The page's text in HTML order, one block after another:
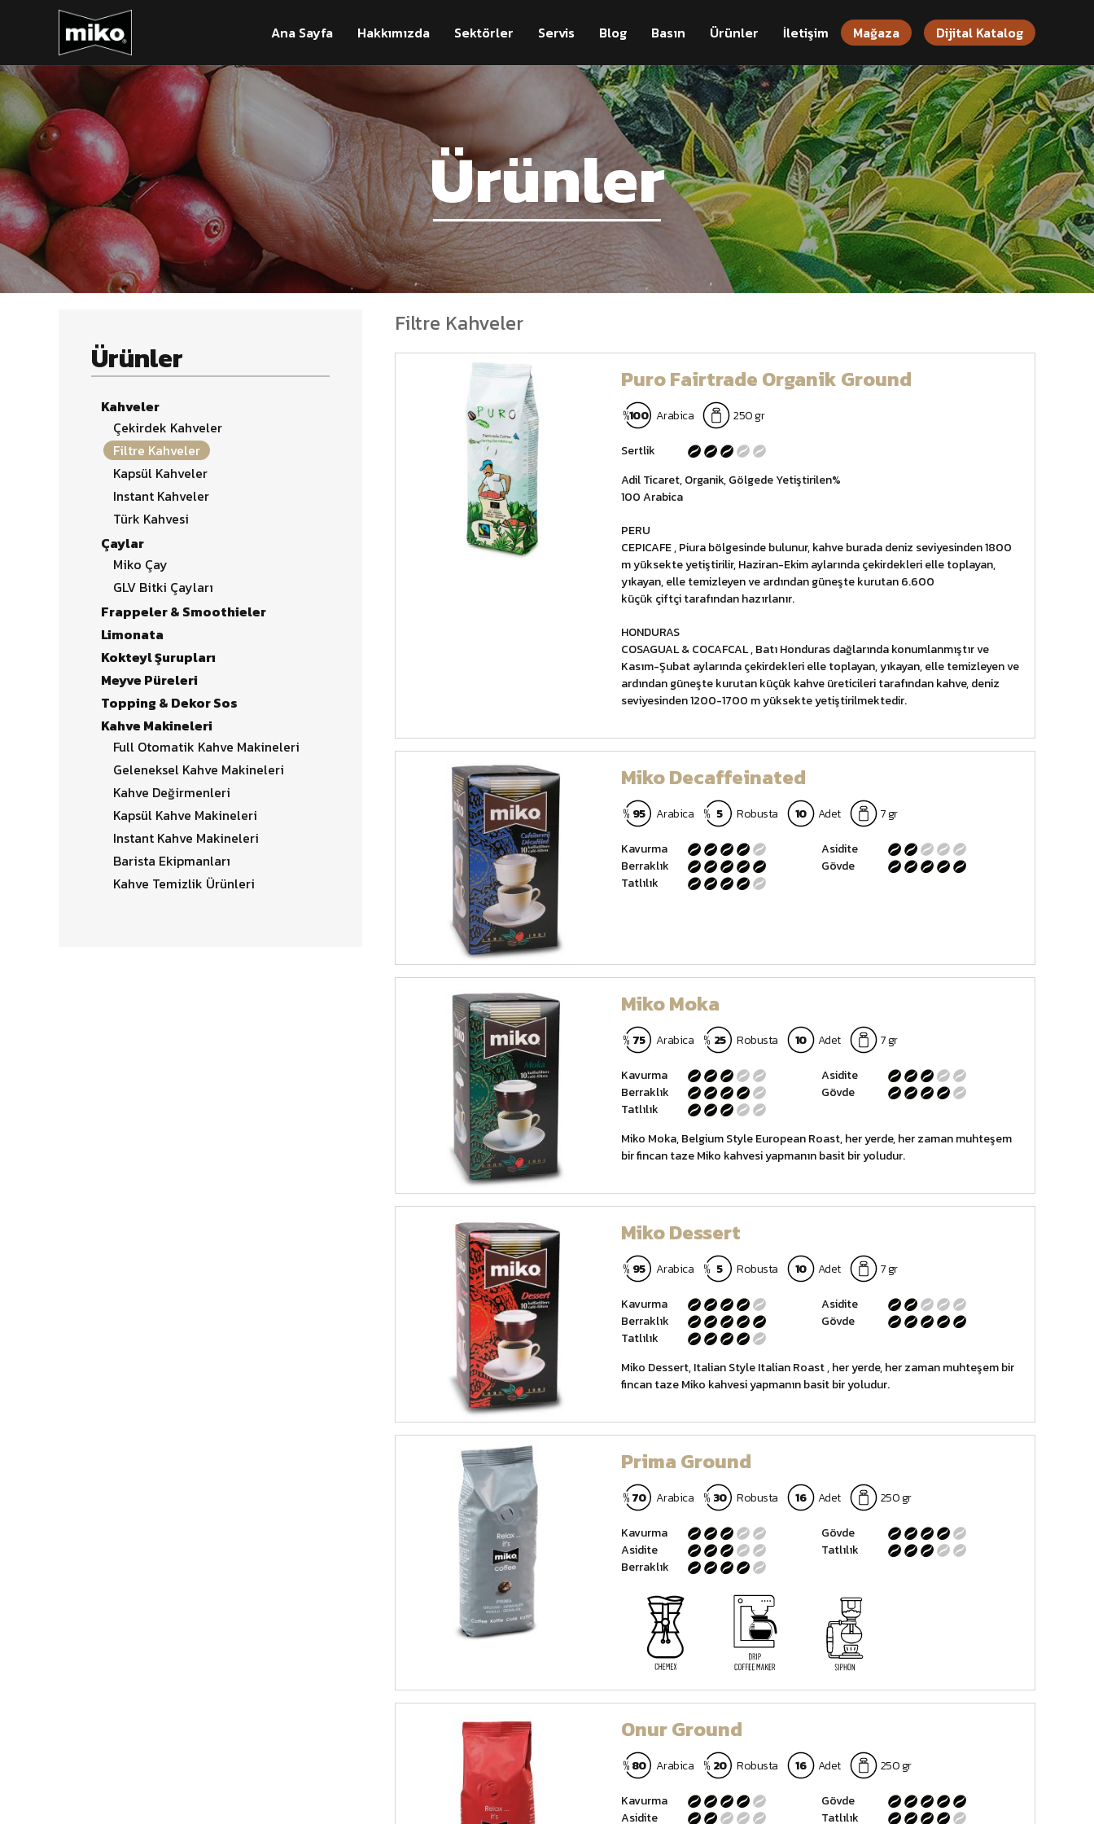
Ana Sayfa Hakkımızda Sektörler Servis Blog Basın Ürünler İletişim Mağaza Dijital Katalog
Ürünler
Ürünler
Kahveler
Çekirdek Kahveler
Filtre Kahveler
Kapsül Kahveler
Instant Kahveler
Türk Kahvesi
Çaylar
Miko Çay
GLV Bitki Çayları
Frappeler & Smoothieler
Limonata
Kokteyl Şurupları
Meyve Püreleri
Topping & Dekor Sos
Kahve Makineleri
Full Otomatik Kahve Makineleri
Geleneksel Kahve Makineleri
Kahve Değirmenleri
Kapsül Kahve Makineleri
Instant Kahve Makineleri
Barista Ekipmanları
Kahve Temizlik Ürünleri
Filtre Kahveler
Puro Fairtrade Organik Ground
100 Arabica 250 gr
Sertlik
Adil Ticaret, Organik, Gölgede Yetiştirilen%
100 Arabica
PERU
CEPICAFE , Piura bölgesinde bulunur, kahve burada deniz seviyesinden 1800
m yüksekte yetiştirilir, Haziran-Ekim aylarında çekirdekleri elle toplayan,
yıkayan, elle temizleyen ve ardından güneşte kurutan 6.600
küçük çiftçi tarafından hazırlanır.
HONDURAS
COSAGUAL & COCAFCAL , Batı Honduras dağlarında konumlanmıştır ve
Kasım-Şubat aylarında çekirdekleri elle toplayan, yıkayan, elle temizleyen ve
ardından güneşte kurutan küçük kahve üreticileri tarafından kahve, deniz
seviyesinden 1200-1700 m yüksekte yetiştirilmektedir.
Miko Decaffeinated
95 Arabica 5 Robusta 10 Adet 7 gr
Kavurma
Asidite
Berraklık
Gövde
Tatlılık
Miko Moka
75 Arabica 25 Robusta 10 Adet 7 gr
Kavurma
Asidite
Berraklık
Gövde
Tatlılık
Miko Moka, Belgium Style European Roast, her yerde, her zaman muhteşem
bir fincan taze Miko kahvesi yapmanın basit bir yoludur.
Miko Dessert
95 Arabica 5 Robusta 10 Adet 7 gr
Kavurma
Asidite
Berraklık
Gövde
Tatlılık
Miko Dessert, Italian Style Italian Roast , her yerde, her zaman muhteşem bir
fincan taze Miko kahvesi yapmanın basit bir yoludur.
Prima Ground
70 Arabica 30 Robusta 16 Adet 250 gr
Kavurma
Gövde
Asidite
Tatlılık
Berraklık
Onur Ground
80 Arabica 20 Robusta 16 Adet 250 gr
Kavurma
Gövde
Asidite
Tatlılık